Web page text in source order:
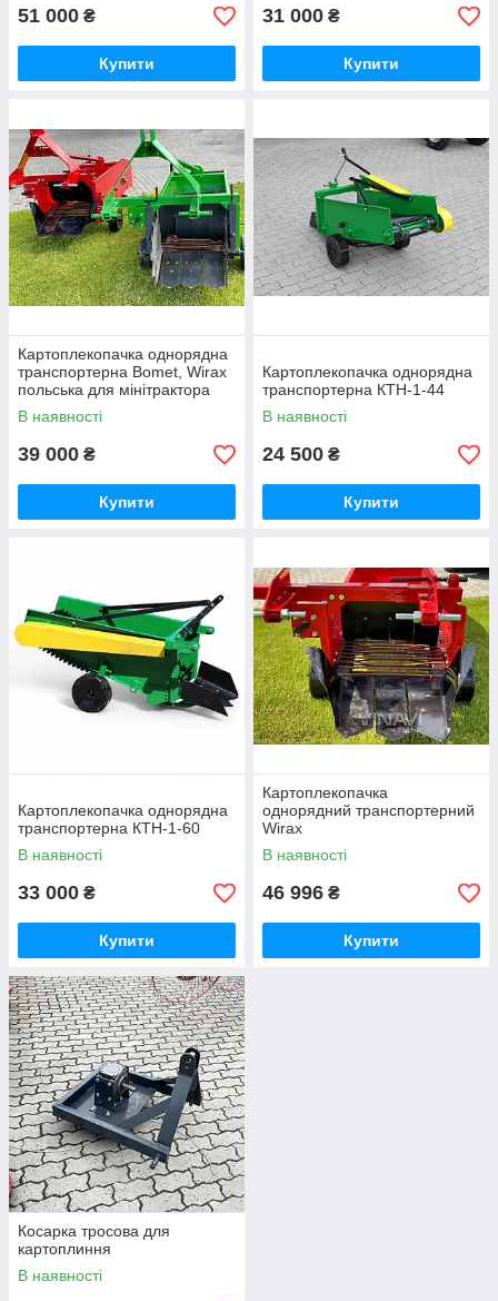
51 000 ₴
Купити
31 000 ₴
Купити
Картоплекопачка однорядна
транспортерна Bomet, Wirax
польська для мінітрактора
В наявності
39 000 ₴
Купити
Картоплекопачка однорядна
транспортерна КТН-1-44
В наявності
24 500 ₴
Купити
Картоплекопачка однорядна
транспортерна КТН-1-60
В наявності
33 000 ₴
Купити
Картоплекопачка
однорядний транспортерний
Wirax
В наявності
46 996 ₴
Купити
Косарка тросова для
картоплиння
В наявності